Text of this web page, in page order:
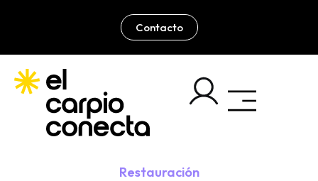
Contacto
Restauración